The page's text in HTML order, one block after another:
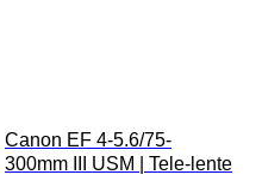
Canon EF 4-5.6/75-
300mm III USM | Tele-lente